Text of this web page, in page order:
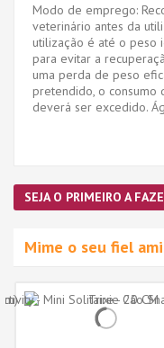
Modo de emprego:
veterinário antes da
utilização é até o peso
para evitar a
uma perda de peso
pretendido, o consumo
deverá ser excedido.
SEJA O PRIMEIRO A
Mime o seu fiel